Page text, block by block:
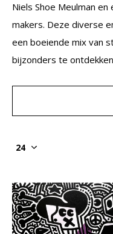
Niels Shoe Meulman
makers. Deze diverse
een boeiende mix van
bijzonders te